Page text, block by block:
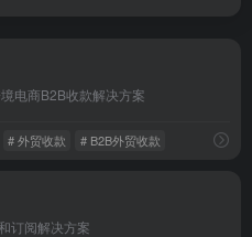
电商B2B收款解决方案
# 外贸收款 # B2B外贸收款
订阅解决方案